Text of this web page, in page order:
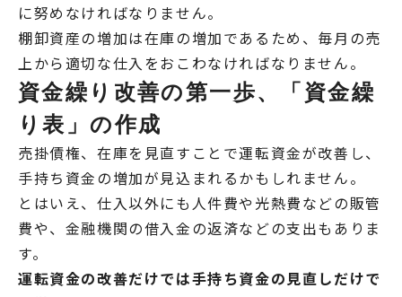
に努めなければなりません。
棚卸資産の増加は在庫の増加であるため、毎月の売
上から適切な仕入をおこわなければなりません。
資金繰り改善の第一歩、「資金繰
り表」の作成
売掛債権、在庫を見直すことで運転資金が改善し、
手持ち資金の増加が見込まれるかもしれません。
とはいえ、仕入以外にも人件費や光熱費などの販管
費や、金融機関の借入金の返済などの支出もありま
す。
運転資金の改善だけでは手持ち資金の見直しだけで